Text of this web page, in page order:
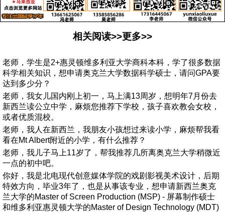
相关阅读>>更多>>
老师，学生是2+惠灵顿维多利亚大学商科本科，学了很多数据
科学相关知识，想申请奥克兰大学数据科学硕士，请问GPA要
达到多少分？
老师，我女儿国内刚上初一，马上满13周岁，想明年7月份去
新西兰读公立中学，麻烦您推荐下学校，孩子喜欢教会女校，
或者优质混校。
老师，我人在新西兰，我朋友小孩想过来读小学，麻烦帮我看
看在Mt Albert附近的小学，有什么推荐？
老师，我儿子马上11岁了，帮我推荐几所离奥克兰大学稍微近
一点的初中吧。
你好，我是北电现代创意媒体学院的戏剧影视美术设计，后期
特效方向，毕业3年了，也是从事该专业，想申请新西兰奥克
兰大学的Master of Screen Production (MSP) - 屏幕制作硕士
和维多利亚惠灵顿大学的Master of Design Technology (MDT)